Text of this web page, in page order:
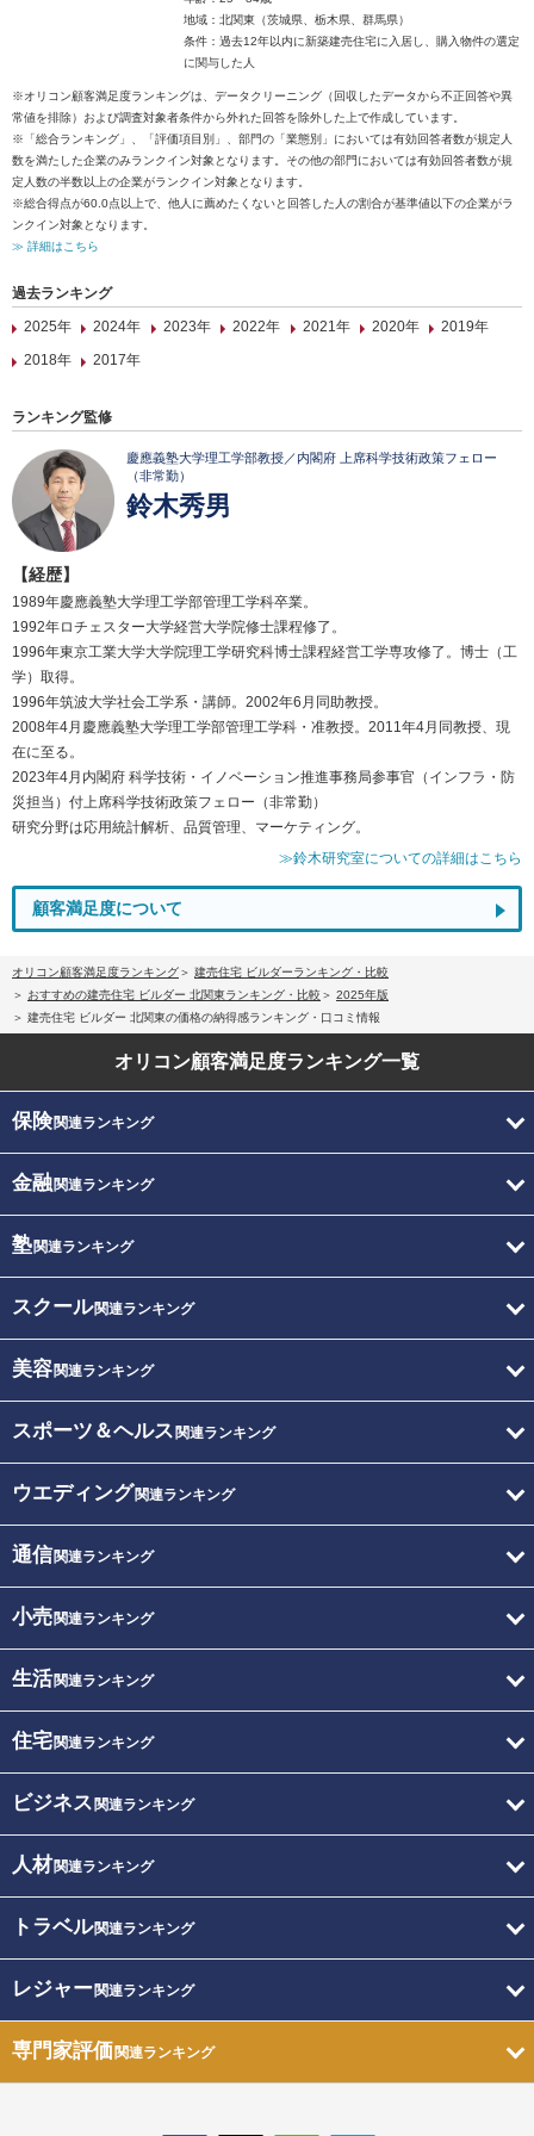
地域：北関東（茨城県、栃木県、群馬県）
条件：過去12年以内に新築建売住宅に入居し、購入物件の選定
に関与した人
※オリコン顧客満足度ランキングは、データクリーニング（回収したデータから不正回答や異
常値を排除）および調査対象者条件から外れた回答を除外した上で作成しています。
※「総合ランキング」、「評価項目別」、部門の「業態別」においては有効回答者数が規定人
数を満たした企業のみランクイン対象となります。その他の部門においては有効回答者数が規
定人数の半数以上の企業がランクイン対象となります。
※総合得点が60.0点以上で、他人に薦めたくないと回答した人の割合が基準値以下の企業がラ
ンクイン対象となります。
≫ 詳細はこちら
過去ランキング
2025年
2024年 2023年 2022年 2021年 2020年
2019年
2018年
2017年
ランキング監修
慶應義塾大学理工学部教授／内閣府 上席科学技術政策フェロー
（非常勤）
鈴木秀男
【経歴】
1989年慶應義塾大学理工学部管理工学科卒業。
1992年ロチェスター大学経営大学院修士課程修了。
1996年東京工業大学大学院理工学研究科博士課程経営工学専攻修了。博士（工
学）取得。
1996年筑波大学社会工学系・講師。2002年6月同助教授。
2008年4月慶應義塾大学理工学部管理工学科・准教授。2011年4月同教授、現
在に至る。
2023年4月内閣府 科学技術・イノベーション推進事務局参事官（インフラ・防
災担当）付上席科学技術政策フェロー（非常勤）
研究分野は応用統計解析、品質管理、マーケティング。
≫鈴木研究室についての詳細はこちら
顧客満足度について
オリコン顧客満足度ランキング
建売住宅 ビルダーランキング・比較
おすすめの建売住宅 ビルダー 北関東ランキング・比較
2025年版
建売住宅 ビルダー 北関東の価格の納得感ランキング・口コミ情報
オリコン顧客満足度ランキング一覧
保険関連ランキング
金融関連ランキング
塾関連ランキング
スクール関連ランキング
美容関連ランキング
スポーツ＆ヘルス 関連ランキング
ウエディング関連ランキング
通信関連ランキング
小売関連ランキング
生活関連ランキング
住宅関連ランキング
ビジネス 関連ランキング
人材関連ランキング
トラベル関連ランキング
レジャー関連ランキング
専門家評価関連ランキング